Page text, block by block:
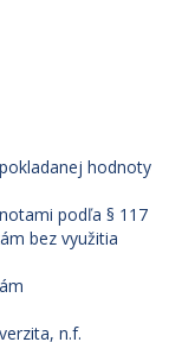
hodnoty
podľa § 117
bez využitia
n.f.